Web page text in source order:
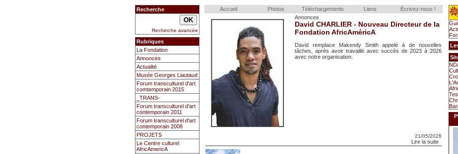
Recherche
Recherche avancée
Rubriques
La Fondation
Annonces
Actualité
Musée Georges Liautaud
Forum transculturel d'art
comtemporain 2015
_TRANS-
Forum transculturel d'art
contemporain 2011
Forum transculturel d'art
contemporain 2008
PROJETS
Le Centre culturel
AfricAmericA
Accueil Photos Téléchargements Liens
Écrivez-nous !
Annonces
David CHARLIER - Nouveau Directeur de la
Fondation AfricAméricA
David remplace Makendy Smith appelé à de nouvelles
tâches, après avoir travaillé avec succès de 2023 à 2026
avec notre organisation.
21/05/2026
Lire la suite